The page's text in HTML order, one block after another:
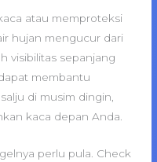
atau memproteksi
hujan mengucur dari
visibilitas sepanjang
membantu
di musim dingin,
kaca depan Anda.
perlu pula. Check